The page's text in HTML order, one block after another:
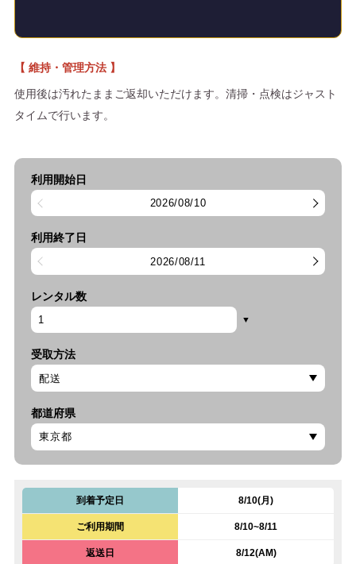
【 維持・管理方法 】
使用後は汚れたままご返却いただけます。清掃・点検はジャスト
タイムで行います。
利用開始日
2026/08/10
利用終了日
2026/08/11
レンタル数
受取方法
都道府県
到着予定日 8/10(月)
ご利用期間 8/10~8/11
返送日 8/12(AM)